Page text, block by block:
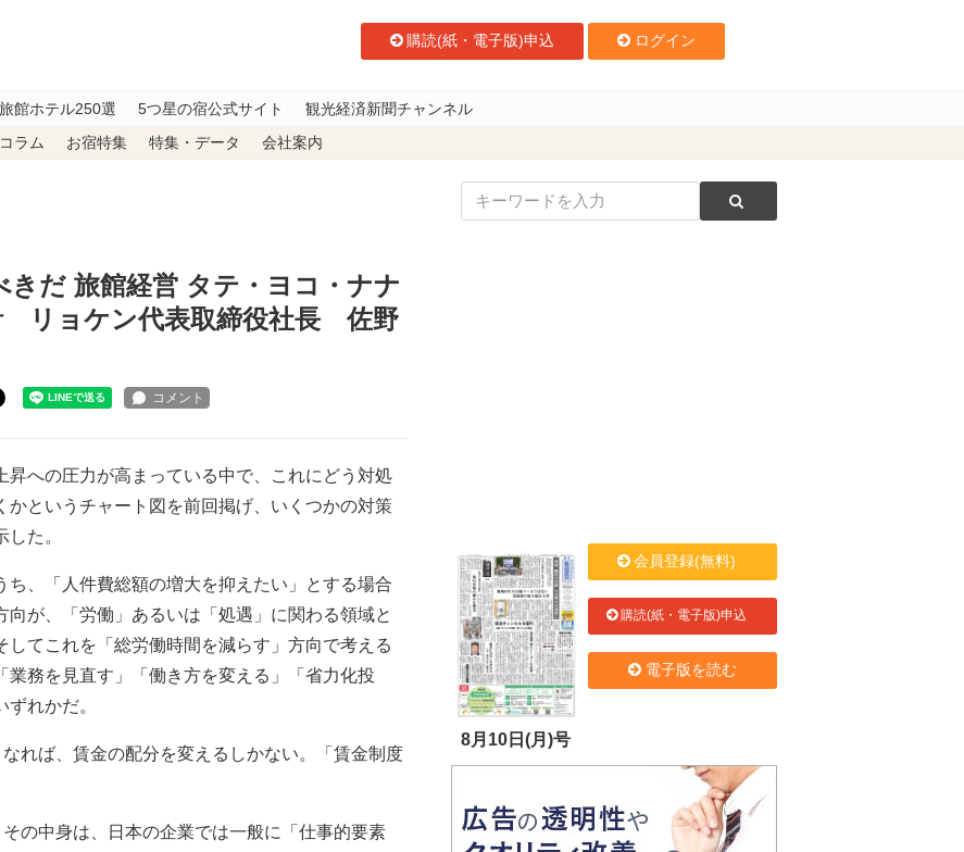
購読(紙・電子版)申込 ログイン
館ホテル250選 5つ星の宿公式サイト 観光経済新聞チャンネル
コラム お宿特集 特集・データ 会社案内
旅館経営 タテ・ヨコ・ナナメ 103】賃金制度の再設計 リョケン代表取締役社長 佐野洋一
きだ 旅館経営 タテ・ヨコ・ナナ
リョケン代表取締役社長 佐野
への圧力が高まっている中で、これにどう対処
かというチャート図を前回掲げ、いくつかの対策
した。
、「人件費総額の増大を抑えたい」とする場合
向が、「労働」あるいは「処遇」に関わる領域と
してこれを「総労働時間を減らす」方向で考える
業務を見直す」「働き方を変える」「省力化投
ずれかだ。
れば、賃金の配分を変えるしかない。「賃金制度
の中身は、日本の企業では一般に「仕事的要素
8月10日(月)号
会員登録(無料)
購読(紙・電子版)申込
電子版を読む